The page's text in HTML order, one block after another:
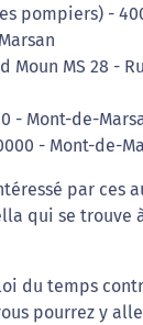
pompiers) -
MS 28 -
- Mont-de-
- Mont-de-
par ces
qui se trouve
du temps
pourrez y